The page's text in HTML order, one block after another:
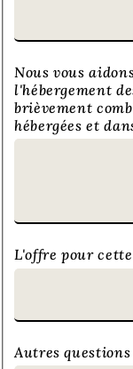
Nous vous
l'hébergement
brièvement
hébergées et
L'offre pour
Autres